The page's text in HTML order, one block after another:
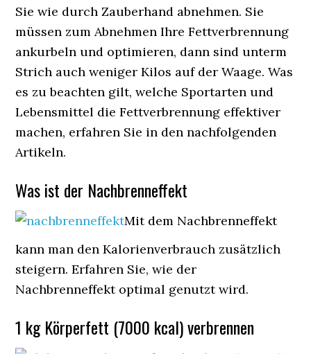
Sie wie durch Zauberhand abnehmen. Sie
müssen zum Abnehmen Ihre Fettverbrennung
ankurbeln und optimieren, dann sind unterm
Strich auch weniger Kilos auf der Waage. Was
es zu beachten gilt, welche Sportarten und
Lebensmittel die Fettverbrennung effektiver
machen, erfahren Sie in den nachfolgenden
Artikeln.
Was ist der Nachbrenneffekt
Mit dem Nachbrenneffekt
kann man den Kalorienverbrauch zusätzlich
steigern. Erfahren Sie, wie der
Nachbrenneffekt optimal genutzt wird.
1 kg Körperfett (7000 kcal) verbrennen